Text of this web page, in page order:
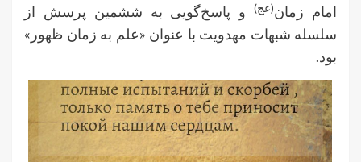
امام زمان(عج)و پاسخ‌گویی به ششمین پرسش از
سلسله شبهات مهدویت با عنوان «علم به زمان ظهور»
بود.